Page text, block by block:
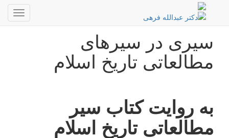
بسم الله الرحمن الرحیم
یکشنبه ۱۱
سیری در سیرهای
مطالعاتی تاریخ اسلام
به روایت کتاب سیر
مطالعاتی تاریخ اسلام